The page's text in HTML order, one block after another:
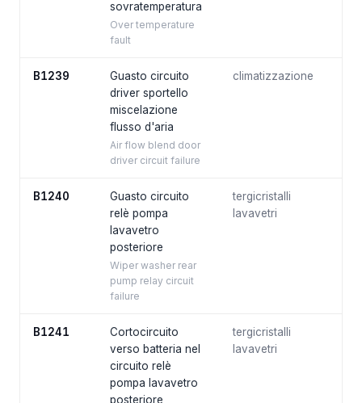
sovratemperatura
Over temperature
fault
B1239
Guasto circuito
driver sportello
miscelazione
flusso d'aria
Air flow blend door
driver circuit failure
climatizzazione
B1240
Guasto circuito
relè pompa
lavavetro
posteriore
Wiper washer rear
pump relay circuit
failure
tergicristalli
lavavetri
B1241
Cortocircuito
verso batteria nel
circuito relè
pompa lavavetro
posteriore
tergicristalli
lavavetri